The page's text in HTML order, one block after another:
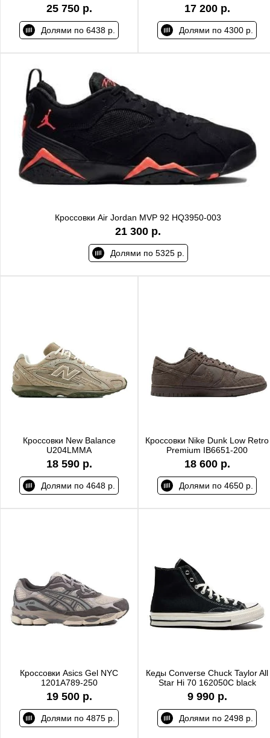
25 750 р.
Долями по 6438 р.
17 200 р.
Долями по 4300 р.
Кроссовки Air Jordan MVP 92 HQ3950-003
21 300 р.
Долями по 5325 р.
Кроссовки New Balance
U204LMMA
18 590 р.
Долями по 4648 р.
Кроссовки Nike Dunk Low Retro
Premium IB6651-200
18 600 р.
Долями по 4650 р.
Кроссовки Asics Gel NYC
1201A789-250
19 500 р.
Долями по 4875 р.
Кеды Converse Chuck Taylor All
Star Hi 70 162050C black
9 990 р.
Долями по 2498 р.